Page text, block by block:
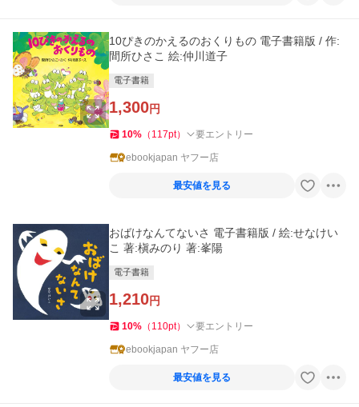
10ぴきのかえるのおくりもの 電子書籍版 / 作:
間所ひさこ 絵:仲川道子
電子書籍
1,300円
10% （ 117pt） 要エントリー
ebookjapan ヤフー店
最安値を見る
おばけなんてないさ 電子書籍版 / 絵:せなけい
こ 著:槇みのり 著:峯陽
電子書籍
1,210円
10% （ 110pt） 要エントリー
ebookjapan ヤフー店
最安値を見る